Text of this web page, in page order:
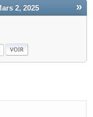
»
2, 2025